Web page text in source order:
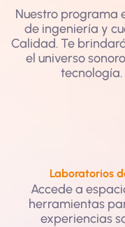
Nuestro programa
de ingeniería y
Calidad. Te
el universo
tecnología.
Laboratorios
Accede a
herramientas
experiencias